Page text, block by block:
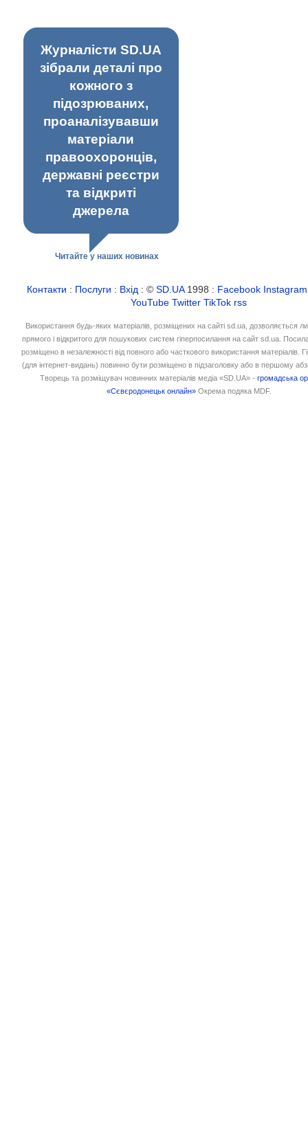
Журналісти SD.UA
зібрали деталі про
кожного з
підозрюваних,
проаналізувавши
матеріали
правоохоронців,
державні реєстри
та відкриті
джерела
Читайте у наших новинах
Контакти : Послуги : Вхід : ©SD.UA1998 : Facebook Instagram
YouTube Twitter TikTok rss
Використання будь-яких матеріалів, розміщених на сайті sd.ua, дозволяється
прямого і відкритого для пошукових систем гіперпосилання на сайт sd.ua.
розміщено в незалежності від повного або часткового використання матеріалів.
(для інтернет-видань) повинно бути розміщено в підзаголовку або в першому
Творець та розміщувач новинних матеріалів медіа «SD.UA» -громадська
«Сєвєродонецьк онлайн» Окрема подяка MDF.